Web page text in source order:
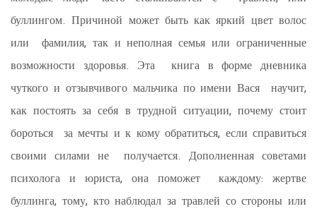
буллингом. Причиной может быть как яркий цвет волос
или фамилия, так и неполная семья или ограниченные
возможности здоровья. Эта книга в форме дневника
чуткого и отзывчивого мальчика по имени Вася научит,
как постоять за себя в трудной ситуации, почему стоит
бороться за мечты и к кому обратиться, если справиться
своими силами не получается. Дополненная советами
психолога и юриста, она поможет каждому: жертве
буллинга, тому, кто наблюдал за травлей со стороны или